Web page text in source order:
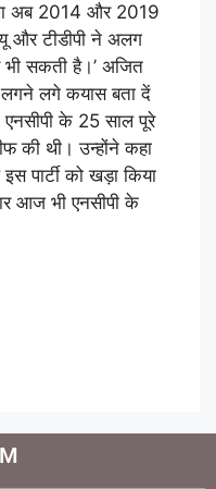
अब 2014 और 2019
और टीडीपी ने अलग
भी सकती है।’ अजित
लगने लगे कयास बता दें
के 25 साल पूरे
की थी। उन्होंने कहा
पार्टी को खड़ा किया
आज भी एनसीपी के